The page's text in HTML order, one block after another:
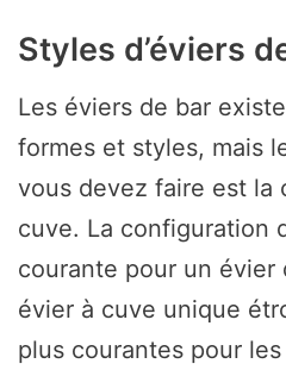
Styles d’éviers
Les éviers de bar
formes et styles, mais
vous devez faire est la
cuve. La configuration
courante pour un évier
évier à cuve unique
plus courantes pour